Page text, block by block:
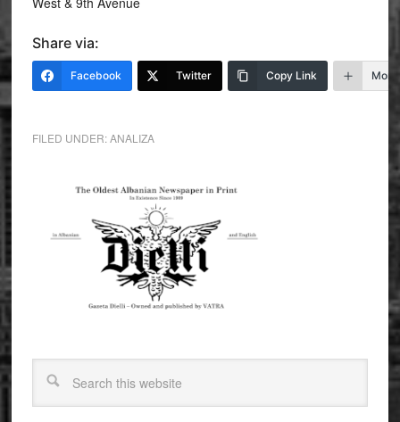
Share via:
Facebook Twitter Copy Link More
FILED UNDER:ANALIZA